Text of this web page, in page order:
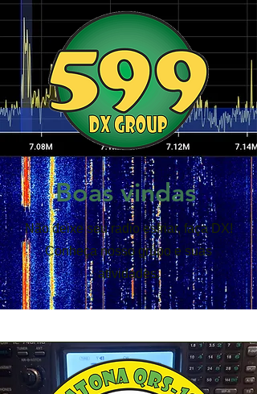
Boas vindas
Não deixe seu radio esfriar, faça DX!
Conheça nosso grupo e suas
atividades.